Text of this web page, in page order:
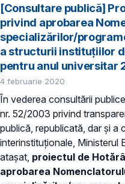
[Consultare publică]
privind aprobarea
specializărilor/
a structurii instituțiilor
pentru anul universitar
4 februarie 2020
În vederea consultării
nr. 52/2003 privind
publică, republicată, dar și a
interinstituționale, Ministerul
atașat, proiectul de
aprobarea